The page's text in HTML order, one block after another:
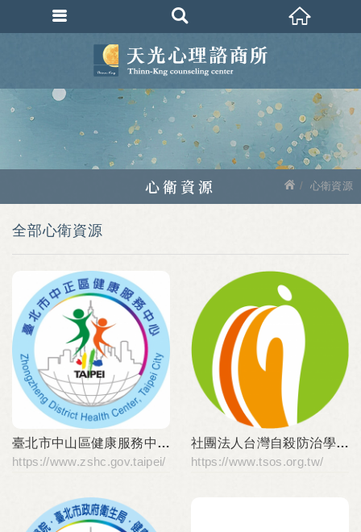
心衛資源 心衛資源
全部心衛資源
臺北市中山區健康服務中心
https://www.zshc.gov.taipei/
社團法人台灣自殺防治學會
https://www.tsos.org.tw/